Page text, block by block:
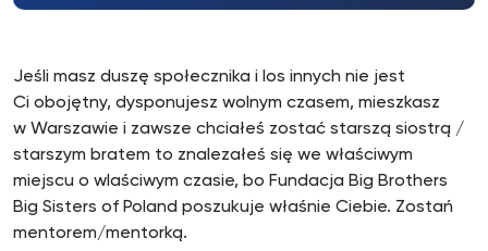
Jeśli masz duszę społecznika i los innych nie jest
Ci obojętny, dysponujesz wolnym czasem, mieszkasz
w Warszawie i zawsze chciałeś zostać starszą siostrą /
starszym bratem to znalezałeś się we właściwym
miejscu o wlaściwym czasie, bo Fundacja Big Brothers
Big Sisters of Poland poszukuje właśnie Ciebie. Zostań
mentorem/mentorką.